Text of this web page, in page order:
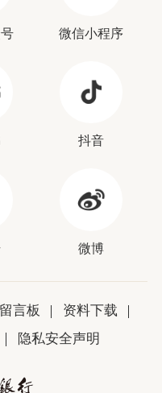
微信小程序
抖音
微博
留言板
资料下载
隐私安全声明